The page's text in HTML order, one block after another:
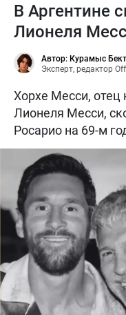
В Аргентине
Лионеля
Автор: Курамыс
Эксперт, редактор
Хорхе Месси, отец
Лионеля Месси,
Росарио на 69-м